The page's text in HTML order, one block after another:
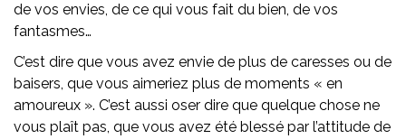
de vos envies, de ce qui vous fait du bien, de vos
fantasmes…
C’est dire que vous avez envie de plus de caresses ou de
baisers, que vous aimeriez plus de moments « en
amoureux ». C’est aussi oser dire que quelque chose ne
vous plaît pas, que vous avez été blessé par l’attitude de